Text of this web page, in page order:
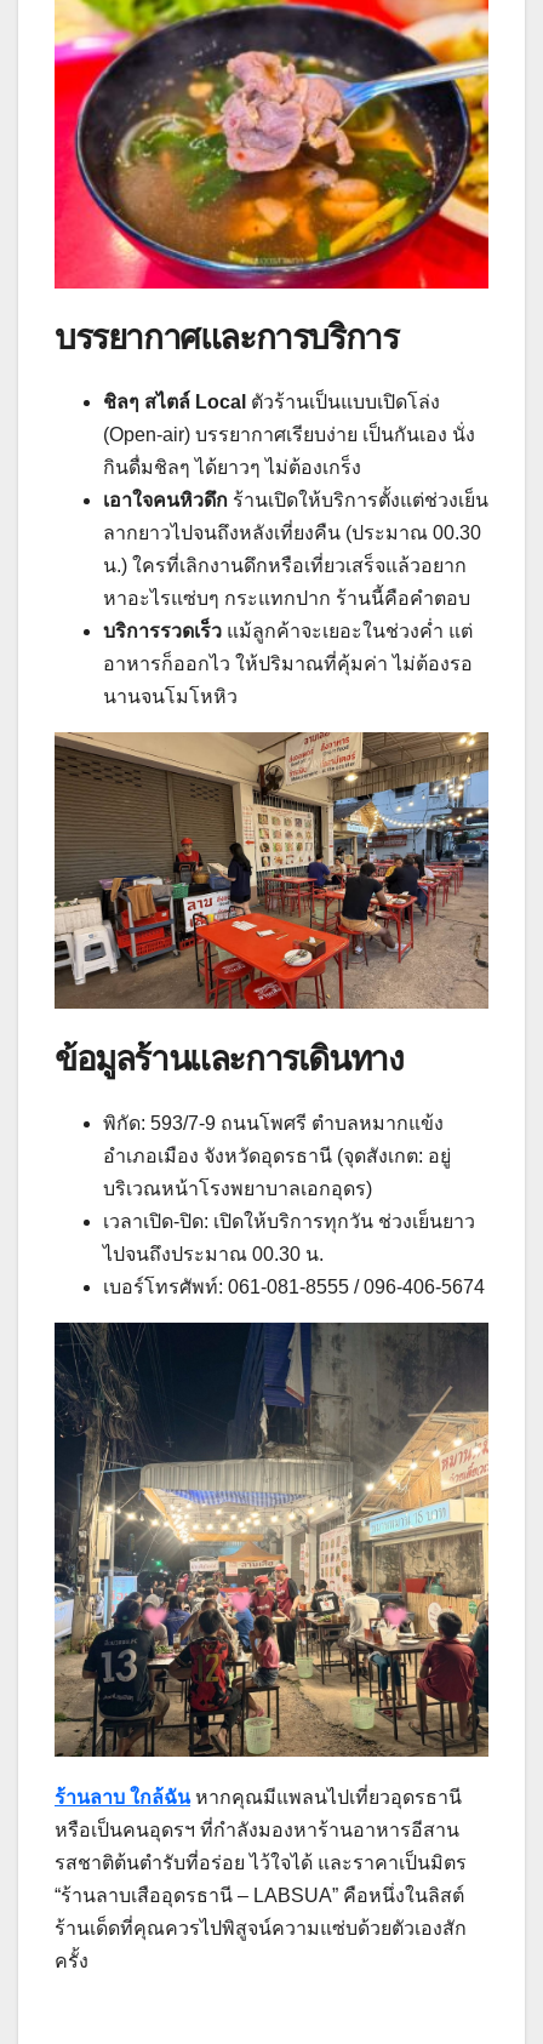
บรรยากาศและการบริการ
ชิลๆ สไตล์ Local ตัวร้านเป็นแบบเปิดโล่ง
(Open-air) บรรยากาศเรียบง่าย เป็นกันเอง นั่ง
กินดื่มชิลๆ ได้ยาวๆ ไม่ต้องเกร็ง
เอาใจคนหิวดึก ร้านเปิดให้บริการตั้งแต่ช่วงเย็น
ลากยาวไปจนถึงหลังเที่ยงคืน (ประมาณ 00.30
น.) ใครที่เลิกงานดึกหรือเที่ยวเสร็จแล้วอยาก
หาอะไรแซ่บๆ กระแทกปาก ร้านนี้คือคำตอบ
บริการรวดเร็ว แม้ลูกค้าจะเยอะในช่วงค่ำ แต่
อาหารก็ออกไว ให้ปริมาณที่คุ้มค่า ไม่ต้องรอ
นานจนโมโหหิว
ข้อมูลร้านและการเดินทาง
พิกัด: 593/7-9 ถนนโพศรี ตำบลหมากแข้ง
อำเภอเมือง จังหวัดอุดรธานี (จุดสังเกต: อยู่
บริเวณหน้าโรงพยาบาลเอกอุดร)
เวลาเปิด-ปิด: เปิดให้บริการทุกวัน ช่วงเย็นยาว
ไปจนถึงประมาณ 00.30 น.
เบอร์โทรศัพท์: 061-081-8555 / 096-406-5674
ร้านลาบ ใกล้ฉันหากคุณมีแพลนไปเที่ยวอุดรธานี
หรือเป็นคนอุดรฯ ที่กำลังมองหาร้านอาหารอีสาน
รสชาติต้นตำรับที่อร่อย ไว้ใจได้ และราคาเป็นมิตร
“ร้านลาบเสืออุดรธานี – LABSUA” คือหนึ่งในลิสต์
ร้านเด็ดที่คุณควรไปพิสูจน์ความแซ่บด้วยตัวเองสัก
ครั้ง